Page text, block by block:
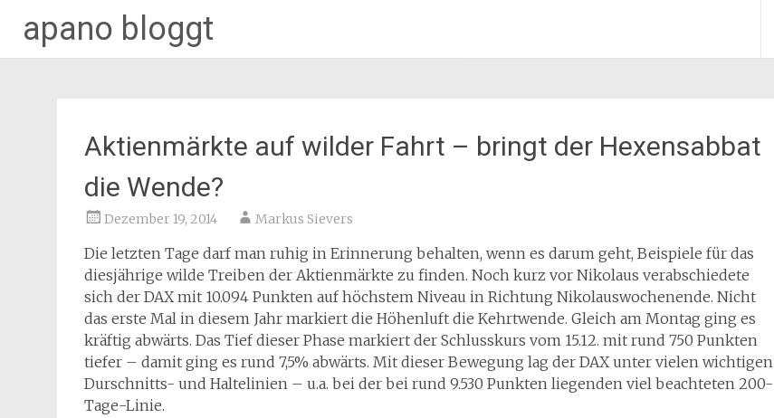
apano bloggt
Aktienmärkte auf wilder Fahrt – bringt der Hexensabbat
die Wende?
Dezember 19, 2014 Markus Sievers
Die letzten Tage darf man ruhig in Erinnerung behalten, wenn es darum geht, Beispiele für das
diesjährige wilde Treiben der Aktienmärkte zu finden. Noch kurz vor Nikolaus verabschiedete
sich der DAX mit 10.094 Punkten auf höchstem Niveau in Richtung Nikolauswochenende. Nicht
das erste Mal in diesem Jahr markiert die Höhenluft die Kehrtwende. Gleich am Montag ging es
kräftig abwärts. Das Tief dieser Phase markiert der Schlusskurs vom 15.12. mit rund 750 Punkten
tiefer – damit ging es rund 7,5% abwärts. Mit dieser Bewegung lag der DAX unter vielen wichtigen
Durschnitts- und Haltelinien – u.a. bei der bei rund 9.530 Punkten liegenden viel beachteten 200-
Tage-Linie.